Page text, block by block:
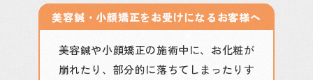
美容鍼・小顔矯正をお受けになるお客様へ
美容鍼や小顔矯正の施術中に、お化粧が
崩れたり、部分的に落ちてしまったりす